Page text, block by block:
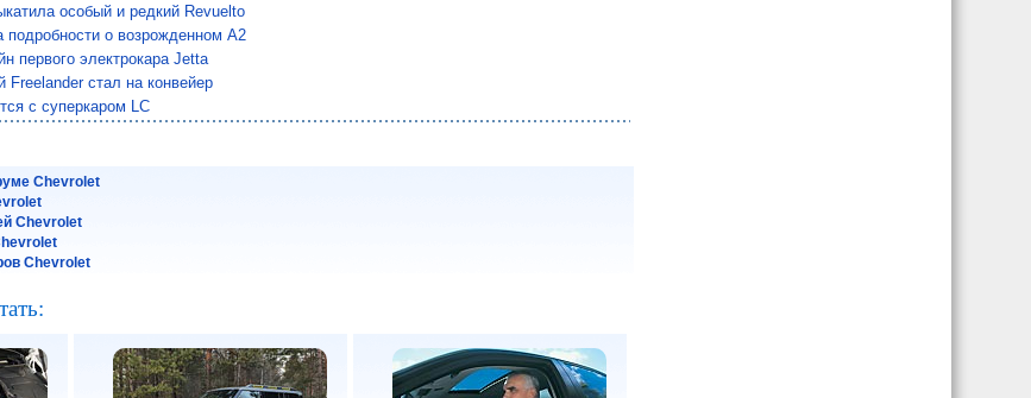
особый и редкий Revuelto
подробности о возрожденном A2
первого электрокара Jetta
Freelander стал на конвейер
с суперкаром LC
Chevrolet
Chevrolet
Chevrolet